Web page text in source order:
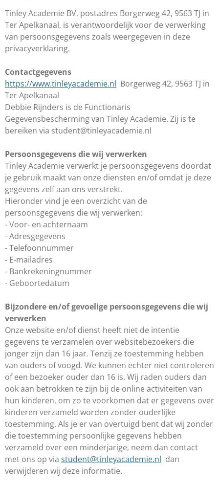
Tinley Academie BV, postadres Borgerweg 42, 9563 TJ in
Ter Apelkanaal, is verantwoordelijk voor de verwerking
van persoonsgegevens zoals weergegeven in deze
privacyverklaring.
Contactgegevens
https://www.tinleyacademie.nl Borgerweg 42, 9563 TJ in
Ter Apelkanaal
Debbie Rijnders is de Functionaris
Gegevensbescherming van Tinley Academie. Zij is te
bereiken via student@tinleyacademie.nl
Persoonsgegevens die wij verwerken
Tinley Academie verwerkt je persoonsgegevens doordat
je gebruik maakt van onze diensten en/of omdat je deze
gegevens zelf aan ons verstrekt.
Hieronder vind je een overzicht van de
persoonsgegevens die wij verwerken:
- Voor- en achternaam
- Adresgegevens
- Telefoonnummer
- E-mailadres
- Bankrekeningnummer
- Geboortedatum
Bijzondere en/of gevoelige persoonsgegevens die wij
verwerken
Onze website en/of dienst heeft niet de intentie
gegevens te verzamelen over websitebezoekers die
jonger zijn dan 16 jaar. Tenzij ze toestemming hebben
van ouders of voogd. We kunnen echter niet controleren
of een bezoeker ouder dan 16 is. Wij raden ouders dan
ook aan betrokken te zijn bij de online activiteiten van
hun kinderen, om zo te voorkomen dat er gegevens over
kinderen verzameld worden zonder ouderlijke
toestemming. Als je er van overtuigd bent dat wij zonder
die toestemming persoonlijke gegevens hebben
verzameld over een minderjarige, neem dan contact
met ons op via student@tinleyacademie.nl dan
verwijderen wij deze informatie.